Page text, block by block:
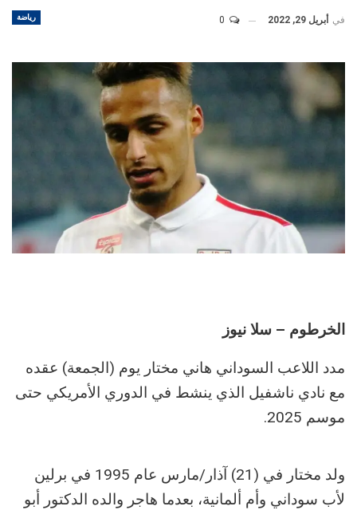
رياضة في أبريل 29, 2022
الخرطوم – سلا نيوز
مدد اللاعب السوداني هاني مختار يوم (الجمعة) عقده
مع نادي ناشفيل الذي ينشط في الدوري الأمريكي حتى
موسم 2025.
ولد مختار في (21) آذار/مارس عام 1995 في برلين
لأب سوداني وأم ألمانية، بعدما هاجر والده الدكتور أبو